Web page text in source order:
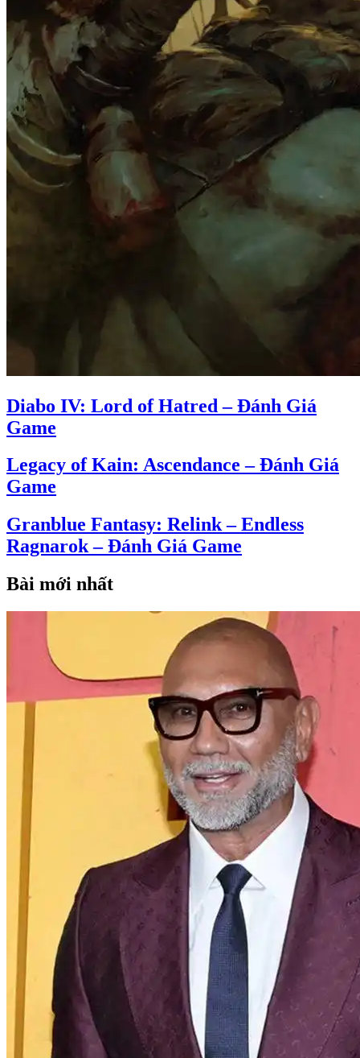
Diabo IV: Lord of Hatred – Đánh Giá
Game
Legacy of Kain: Ascendance – Đánh Giá
Game
Granblue Fantasy: Relink – Endless
Ragnarok – Đánh Giá Game
Bài mới nhất